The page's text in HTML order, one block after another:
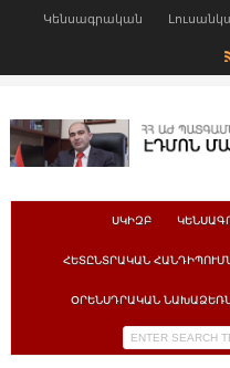
Կենսագրական
ՍԿԻԶԲ
ՀԵՏԸՆՏՐԱԿԱՆ
ՕՐԵՆՍԴՐԱԿԱՆ